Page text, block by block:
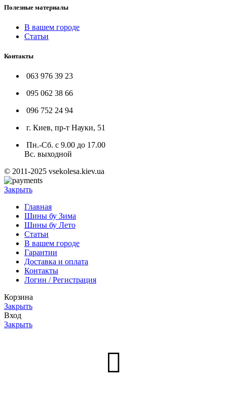
Полезные материалы
В вашем городе
Статьи
Контакты
063 976 39 23
095 062 38 66
096 752 24 94
г. Киев, пр-т Науки, 51
Пн.-Сб. с 9.00 до 17.00
Вс. выходной
© 2011-2025 vsekolesa.kiev.ua
Закрыть
Главная
Шины бу Зима
Шины бу Лето
Статьи
В вашем городе
Гарантии
Доставка и оплата
Контакты
Логин / Регистрация
Корзина
Закрыть
Вход
Закрыть